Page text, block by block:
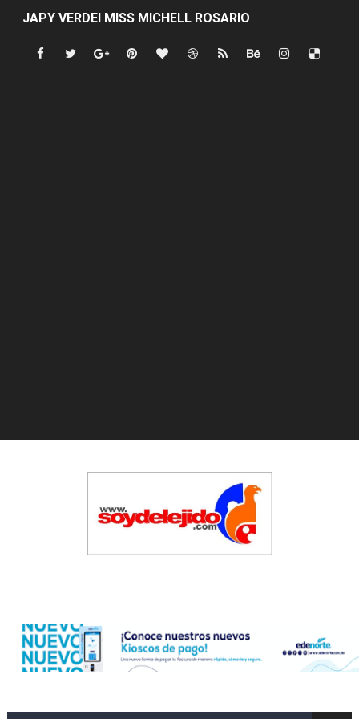
JAPY VERDEI MISS MICHELL ROSARIO
JAPY VERDEI MR. EDDY OLIVO
Accidente en Verón deja un motorista fallecido y otra
Policía recaptura en Altamira a fugado del CCR San
El precio del brent cayó un 7,05 % a 83,77 dólares
Incendio en Grecia quema 12,600 hectáreas y obliga a
Pacheman apuesta por la evolución del merengue